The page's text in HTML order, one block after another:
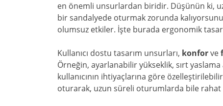
en önemli unsurlardan biridir. Düşünün ki,
bir sandalyede oturmak zorunda
olumsuz etkiler. İşte burada ergonomik
Kullanıcı dostu tasarım unsurları, konforve
Örneğin, ayarlanabilir yükseklik, sırt
kullanıcının ihtiyaçlarına göre
oturarak, uzun süreli oturumlarda bile rahat